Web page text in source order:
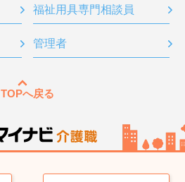
福祉用具専門相談員
管理者
TOPへ戻る